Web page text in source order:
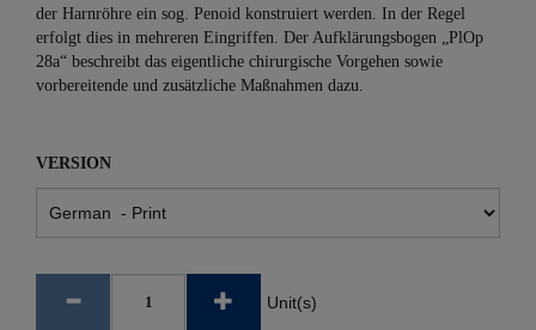
der Harnröhre ein sog. Penoid kons­truiert werden. In der Regel
erfolgt dies in mehreren Eingriffen. Der Aufklärungsbogen „PlOp
28a“ beschreibt das eigentliche chirurgische Vorgehen sowie
vorbereitende und zusätzliche Maßnahmen dazu.
VERSION
Unit(s)